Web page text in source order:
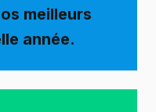
meilleurs
année.